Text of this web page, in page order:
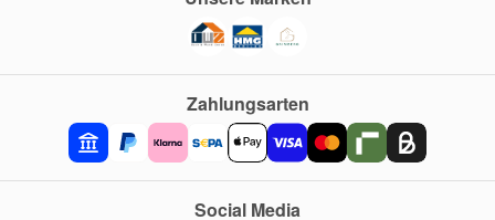
Zahlungsarten
Social Media